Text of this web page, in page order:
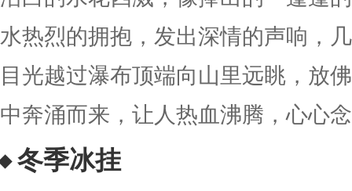
水热烈的拥抱，发出深情的声响，
目光越过瀑布顶端向山里远眺，放
中奔涌而来，让人热血沸腾，心心
冬季冰挂